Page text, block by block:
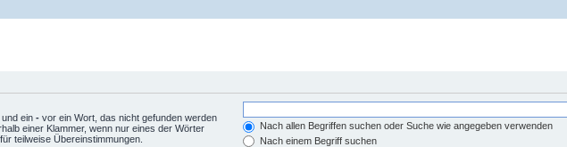
ein - vor ein Wort, das nicht gefunden werden
einer Klammer, wenn nur eines der Wörter
teilweise Übereinstimmungen.
Nach allen Begriffen suchen oder Suche wie angegeben verwenden
Nach einem Begriff suchen